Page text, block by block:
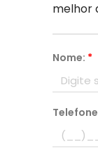
melhor
Nome: *